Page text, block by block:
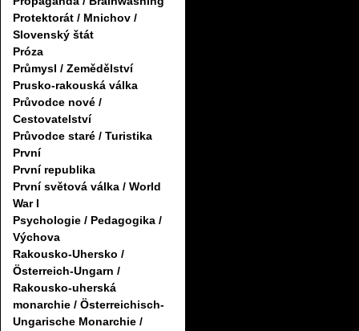
Protektorát / Mnichov /
Slovenský štát
Próza
Průmysl / Zemědělství
Prusko-rakouská válka
Průvodce nové /
Cestovatelství
Průvodce staré / Turistika
První
První republika
První světová válka / World
War I
Psychologie / Pedagogika /
Výchova
Rakousko-Uhersko /
Österreich-Ungarn /
Rakousko-uherská
monarchie / Österreichisch-
Ungarische Monarchie /